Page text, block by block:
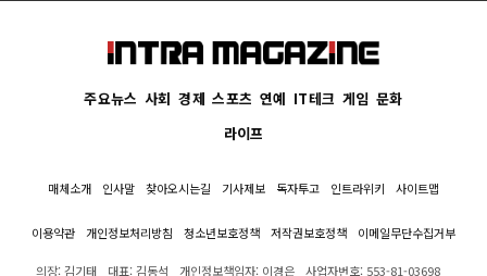
주요뉴스 사회 경제 스포츠 연예 IT테크 게임 문화
라이프
매체소개 인사말 찾아오시는길 기사제보 독자투고 인트라위키 사이트맵
이용약관 개인정보처리방침 청소년보호정책 저작권보호정책 이메일무단수집거부
의장: 김기태 대표: 김동석 개인정보책임자: 이경은 사업자번호: 553-81-03698